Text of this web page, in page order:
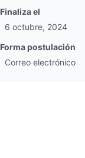
Finaliza el
6 octubre, 2024
Forma postulación
Correo electrónico